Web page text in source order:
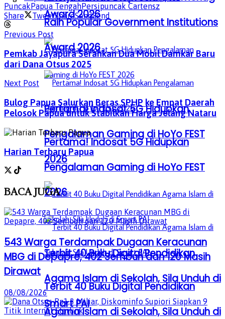
Award 2026
Pertama! Indosat 5G Hidupkan
Pengalaman Gaming di HoYo FEST
2026
Terbit 40 Buku Digital Pendidikan
Agama Islam di Sekolah, Sila Unduh di
Smart PAI
Raih Popular Government Institutions
Award 2026
Pertama! Indosat 5G Hidupkan
Pengalaman Gaming di HoYo FEST
2026
Terbit 40 Buku Digital Pendidikan
Agama Islam di Sekolah, Sila Unduh di
PuncakPapua TengahPersipuncak Cartensz
Share
TweetShareSendSend
Previous Post
Pemkab Jayapura Serahkan Dua Mobil Damkar Baru
dari Dana Otsus 2025
Next Post
Bulog Papua Salurkan Beras SPHP ke Empat Daerah
Pelosok Papua untuk Stabilkan Harga Jelang Nataru
Harian Terbaru Papua
BACAJUGA
543 Warga Terdampak Dugaan Keracunan
MBG di Depapre, 402 Sembuh dan 120 Masih
Dirawat
08/08/2026